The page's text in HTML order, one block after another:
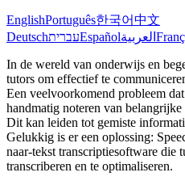
EnglishPortuguês한국어中文
DeutschעבריתEspañolالعربية
In de wereld van onderwijs en
tutors om effectief te
Een veelvoorkomend probleem
handmatig noteren van
Dit kan leiden tot gemiste
Gelukkig is er een oplossing:
naar-tekst transcriptiesoftware die
transcriberen en te optimaliseren.